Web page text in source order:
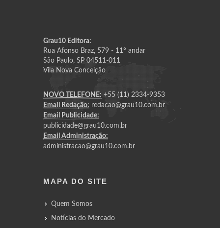
Grau10 Editora:
Rua Afonso Braz, 579 - 11º andar
São Paulo, SP 04511-011
Vila Nova Conceição
NOVO TELEFONE: +55 (11) 2334-9353
Email Redação: redacao@grau10.com.br
Email Publicidade:
publicidade@grau10.com.br
Email Administração:
administracao@grau10.com.br
MAPA DO SITE
Quem Somos
Notícias do Mercado